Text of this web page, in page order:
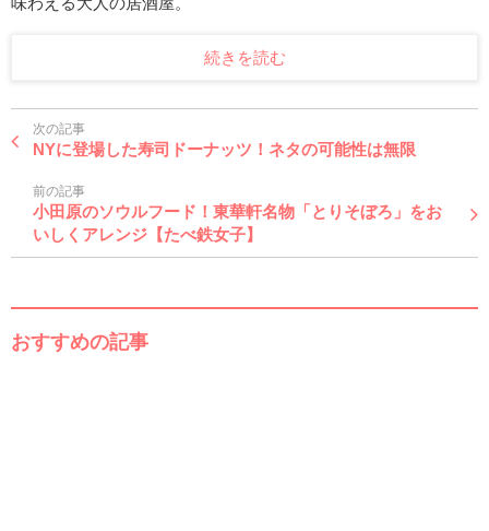
続きを読む
次の記事
NYに登場した寿司ドーナッツ！ネタの可能性は無限
前の記事
小田原のソウルフード！東華軒名物「とりそぼろ」をお
いしくアレンジ【たべ鉄女子】
おすすめの記事